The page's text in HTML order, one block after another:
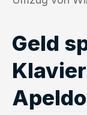
Geld